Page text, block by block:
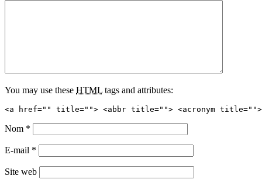
You may use these HTML tags and attributes:
<a href="" title=""> <abbr title=""> <acronym title="">
Nom *
E-mail *
Site web